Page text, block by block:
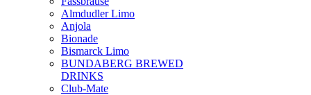
Almdudler Limo
Anjola
Bionade
Bismarck Limo
BUNDABERG BREWED
DRINKS
Club-Mate